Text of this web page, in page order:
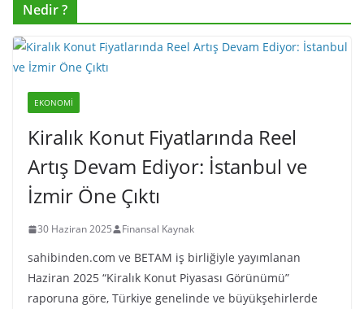
Nedir ?
EKONOMI
Kiralık Konut Fiyatlarında Reel
Artış Devam Ediyor: İstanbul ve
İzmir Öne Çıktı
30 Haziran 2025 Finansal Kaynak
sahibinden.com ve BETAM iş birliğiyle yayımlanan
Haziran 2025 “Kiralık Konut Piyasası Görünümü”
raporuna göre, Türkiye genelinde ve büyükşehirlerde